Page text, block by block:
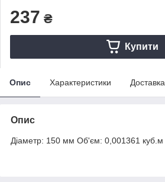
237 ₴
Купити
Опис Характеристики Доставка
Опис
Діаметр: 150 мм Об'єм: 0,001361 куб.м